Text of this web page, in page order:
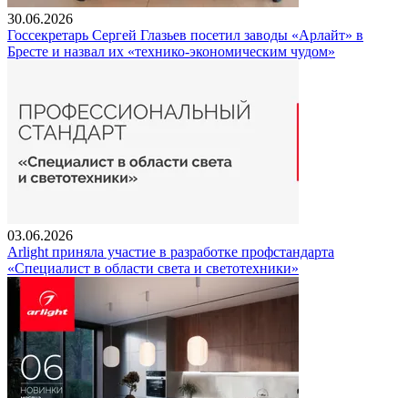
30.06.2026
Госсекретарь Сергей Глазьев посетил заводы «Арлайт» в
Бресте и назвал их «технико-экономическим чудом»
03.06.2026
Arlight приняла участие в разработке профстандарта
«Специалист в области света и светотехники»